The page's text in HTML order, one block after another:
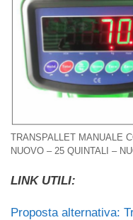
TRANSPALLET MANUALE
NUOVO – 25 QUINTALI –
LINK UTILI:
Proposta alternativa: